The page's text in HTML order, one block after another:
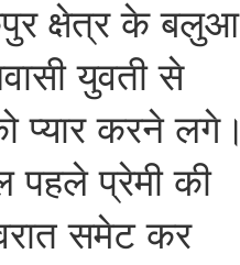
क्षेत्र के बलुआ
युवती से
प्यार करने लगे।
पहले प्रेमी की
समेट कर